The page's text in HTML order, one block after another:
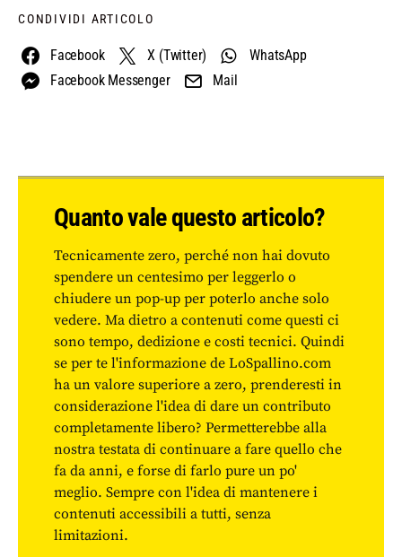
CONDIVIDI ARTICOLO
Facebook X (Twitter)
WhatsApp
Facebook Messenger
Mail
Quanto vale questo articolo?
Tecnicamente zero, perché non hai dovuto
spendere un centesimo per leggerlo o
chiudere un pop-up per poterlo anche solo
vedere. Ma dietro a contenuti come questi ci
sono tempo, dedizione e costi tecnici. Quindi
se per te l'informazione de LoSpallino.com
ha un valore superiore a zero, prenderesti in
considerazione l'idea di dare un contributo
completamente libero? Permetterebbe alla
nostra testata di continuare a fare quello che
fa da anni, e forse di farlo pure un po'
meglio. Sempre con l'idea di mantenere i
contenuti accessibili a tutti, senza
limitazioni.